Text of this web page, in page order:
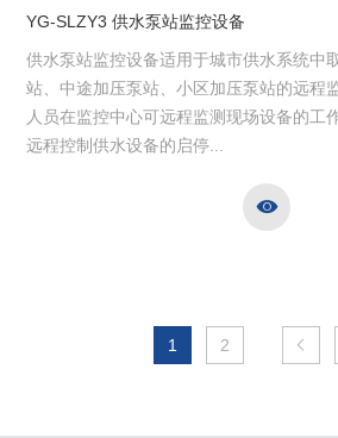
YG-SLZY3 供水泵站监控设备
供水泵站监控设备适用于城市供水系统中
站、中途加压泵站、小区加压泵站的远程
人员在监控中心可远程监测现场设备的工
远程控制供水设备的启停...

1 2 